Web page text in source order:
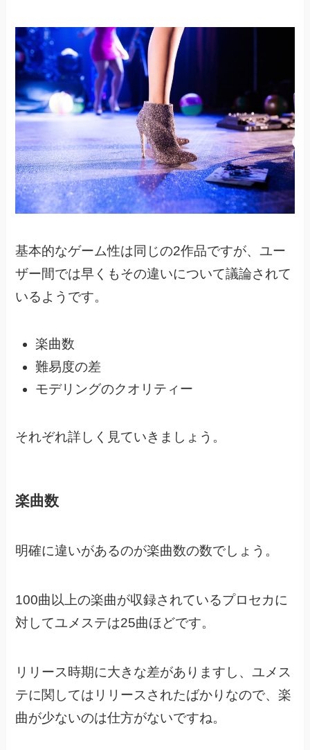
基本的なゲーム性は同じの2作品ですが、ユー
ザー間では早くもその違いについて議論されて
いるようです。
楽曲数
難易度の差
モデリングのクオリティー
それぞれ詳しく見ていきましょう。
楽曲数
明確に違いがあるのが楽曲数の数でしょう。
100曲以上の楽曲が収録されているプロセカに
対してユメステは25曲ほどです。
リリース時期に大きな差がありますし、ユメス
テに関してはリリースされたばかりなので、楽
曲が少ないのは仕方がないですね。